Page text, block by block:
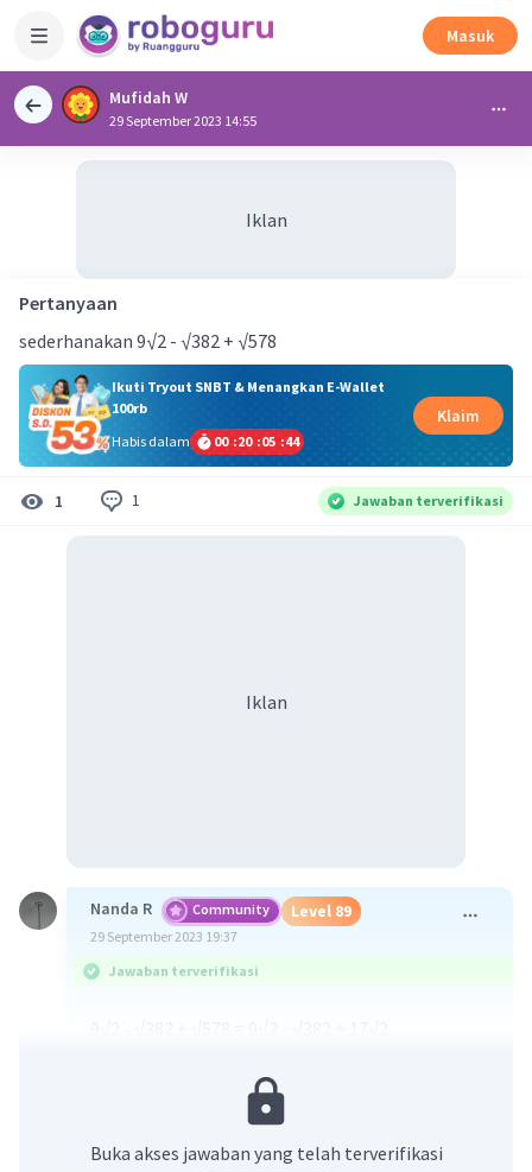
Masuk
Mufidah W
29 September 2023 14:55
Iklan
Pertanyaan
sederhanakan 9√2 - √382 + √578
Ikuti Tryout SNBT & Menangkan E-Wallet
100rb
Habis dalam
00 :20 :05 :44
Klaim
1 1 Jawaban terverifikasi
Iklan
Nanda R Community Level 89
29 September 2023 19:37
Jawaban terverifikasi
= 26√2 - √382.
Beri Rating
Buka akses jawaban yang telah terverifikasi